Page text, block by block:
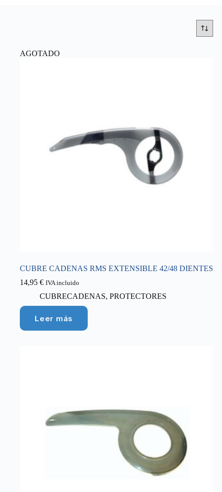
AGOTADO
CUBRE CADENAS RMS EXTENSIBLE 42/48 DIENTES
14,95 € IVA incluido
CUBRECADENAS, PROTECTORES
Leer más